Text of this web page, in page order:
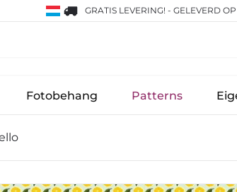
GRATIS LEVERING! - GELEVERD
Fotobehang Patterns